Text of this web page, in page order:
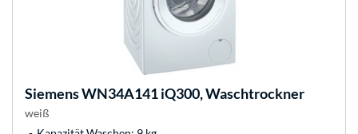
SiemensWN34A141 iQ300, Waschtrockner
weiß